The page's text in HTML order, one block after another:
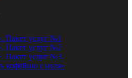
Пакет услуг №1
Пакет услуг №2
Пакет услуг №3
кофейню с нуля»